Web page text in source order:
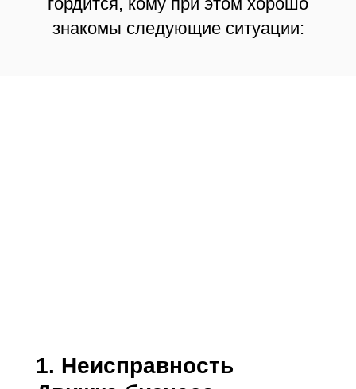
знакомы следующие ситуации:
1. Неисправность